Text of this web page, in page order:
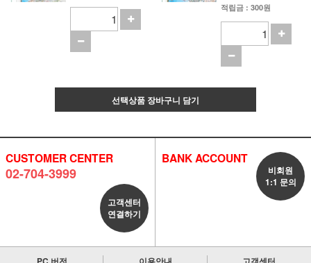
적립금 : 300원
선택상품 장바구니 담기
CUSTOMER CENTER
02-704-3999
고객센터
연결하기
BANK ACCOUNT
비회원
1:1 문의